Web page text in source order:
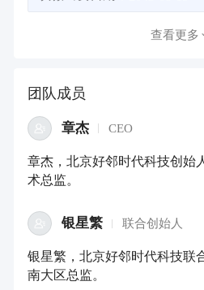
查看更多
团队成员
章杰 CEO
章杰，北京好邻时代科技创始
术总监。
银星繁 联合创始人
银星繁，北京好邻时代科技联
南大区总监。